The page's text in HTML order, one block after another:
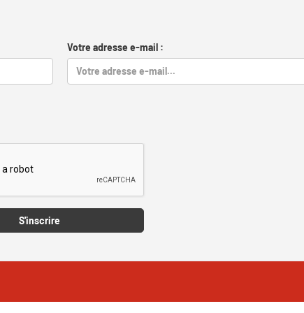
Votre adresse e-mail :
S'inscrire